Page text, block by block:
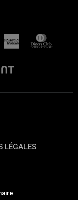
LÉGALES